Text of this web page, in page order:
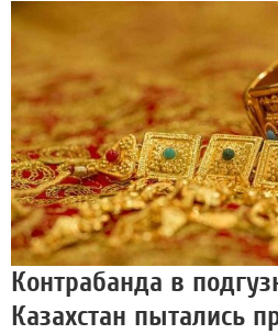
Контрабанда в
Казахстан пытались